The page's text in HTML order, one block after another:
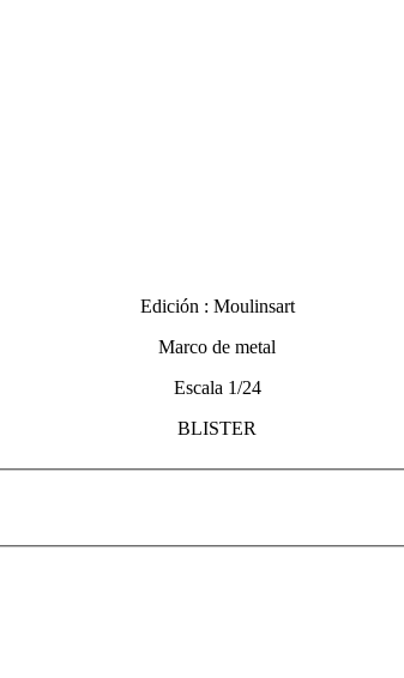
Edición : Moulinsart
Marco de metal
Escala 1/24
BLISTER